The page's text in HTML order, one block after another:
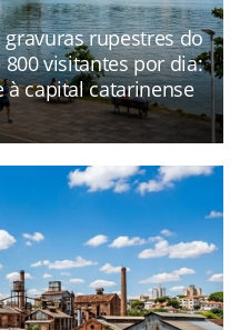
rupestres do
visitantes por dia:
capital catarinense